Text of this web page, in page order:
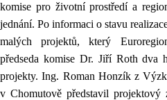
komise pro životní prostředí a
jednání. Po informaci o stavu
malých projektů, který
předseda komise Dr. Jiří Roth dva
projekty. Ing. Roman Honzík z
v Chomutově představil projektový